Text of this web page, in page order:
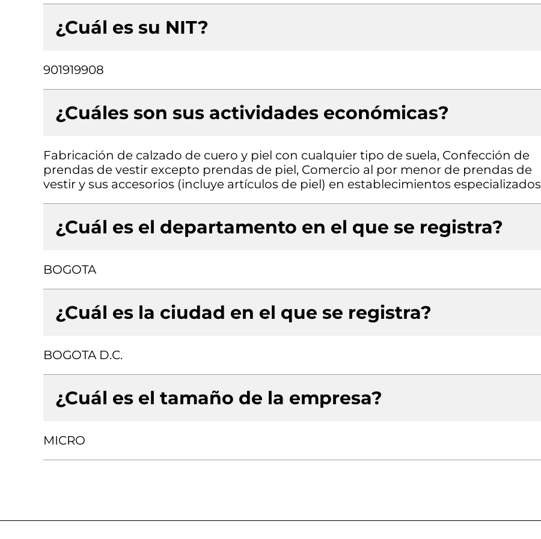
¿Cuál es su NIT?
901919908
¿Cuáles son sus actividades económicas?
Fabricación de calzado de cuero y piel con cualquier tipo de suela, Confección de
prendas de vestir excepto prendas de piel, Comercio al por menor de prendas de
vestir y sus accesorios (incluye artículos de piel) en establecimientos especializados
¿Cuál es el departamento en el que se registra?
BOGOTA
¿Cuál es la ciudad en el que se registra?
BOGOTA D.C.
¿Cuál es el tamaño de la empresa?
MICRO